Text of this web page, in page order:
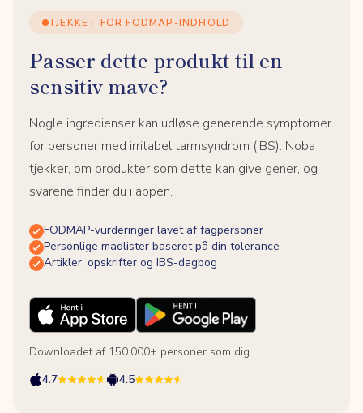
TJEKKET FOR FODMAP-INDHOLD
Passer dette produkt til en
sensitiv mave?
Nogle ingredienser kan udløse generende symptomer
for personer med irritabel tarmsyndrom (IBS). Noba
tjekker, om produkter som dette kan give gener, og
svarene finder du i appen.
FODMAP-vurderinger lavet af fagpersoner
Personlige madlister baseret på din tolerance
Artikler, opskrifter og IBS-dagbog
Downloadet af 150.000+ personer som dig
4.7
4.5